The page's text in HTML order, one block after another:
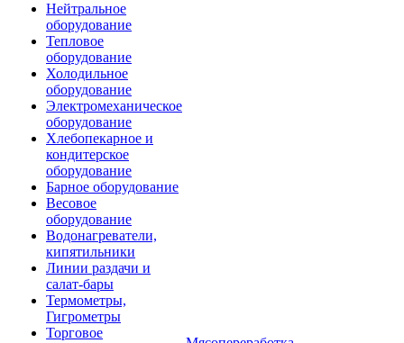
Нейтральное
оборудование
Тепловое
оборудование
Холодильное
оборудование
Электромеханическое
оборудование
Хлебопекарное и
кондитерское
оборудование
Барное оборудование
Весовое
оборудование
Водонагреватели,
кипятильники
Линии раздачи и
салат-бары
Термометры,
Гигрометры
Торговое